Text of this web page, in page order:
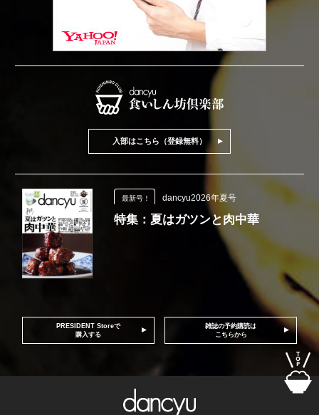
入部はこちら（登録無料）
最新号！ dancyu2026年夏号
特集：夏はガツンと肉中華
PRESIDENT Storeで
購入する
雑誌の予約購読は
こちらから